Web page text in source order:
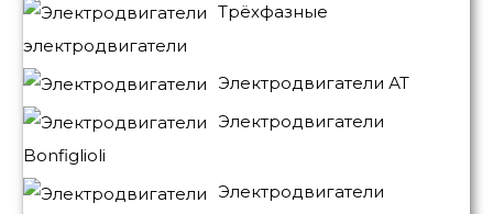
Трёхфазные
электродвигатели
Электродвигатели АТ
Электродвигатели
Bonfiglioli
Электродвигатели